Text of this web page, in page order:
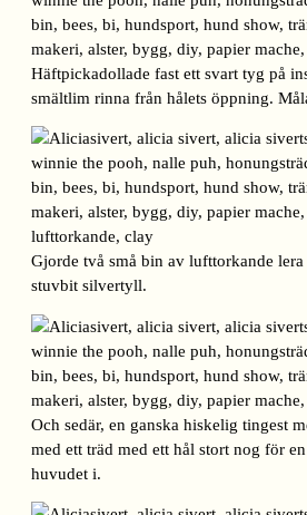
Häftpickadollade fast ett svart tyg på
smältlim rinna från hålets öppning.
Gjorde två små bin av lufttorkande
stuvbit silvertyll.
Och sedär, en ganska hiskelig tingest
med ett träd med ett hål stort nog för
huvudet i.